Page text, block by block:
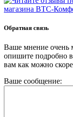
Обратная связь
Ваше мнение очень
опишите подробно
вам как можно
Ваше сообщение: